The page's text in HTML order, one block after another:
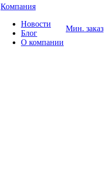
Компания
Новости
Блог
О компании
Мин. заказ